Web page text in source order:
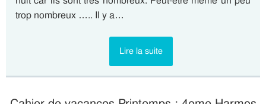
trop nombreux ….. Il y a…
Lire la suite